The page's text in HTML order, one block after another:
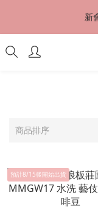
台灣地區全店滿千元
新
台灣地區全店滿千元
商品排序
預計8/15後開始出貨